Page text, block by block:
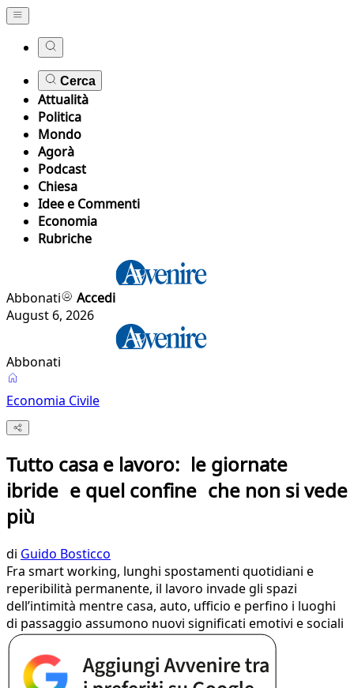
Cerca
Attualità
Politica
Mondo
Agorà
Podcast
Chiesa
Idee e Commenti
Economia
Rubriche
Abbonati
Accedi
August 6, 2026
Abbonati
Economia Civile
Tutto casa e lavoro: le giornate
ibride e quel confine che non si vede
più
di Guido Bosticco
Fra smart working, lunghi spostamenti quotidiani e
reperibilità permanente, il lavoro invade gli spazi
dell’intimità mentre casa, auto, ufficio e perfino i luoghi
di passaggio assumono nuovi significati emotivi e sociali